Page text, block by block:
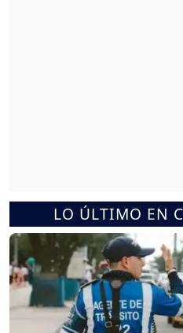
LO ÚLTIMO EN